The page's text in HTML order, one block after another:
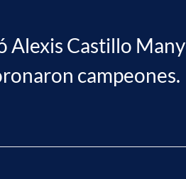
Alexis Castillo
campeones.